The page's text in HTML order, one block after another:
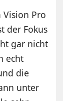
Pro
der Fokus
gar nicht
echt
die
unter